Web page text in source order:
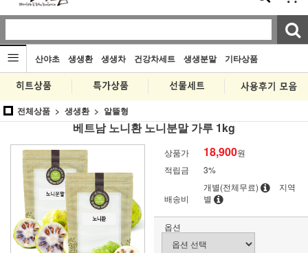
산야초 생생환 생생차 건강차세트 생생분말 기타상품
전체상품 생생환 알뜰형
베트남 노니환 노니분말 가루 1kg
상품가 18,900원
적립금
3%
배송비
개별(전체무료)
지역
별
옵션